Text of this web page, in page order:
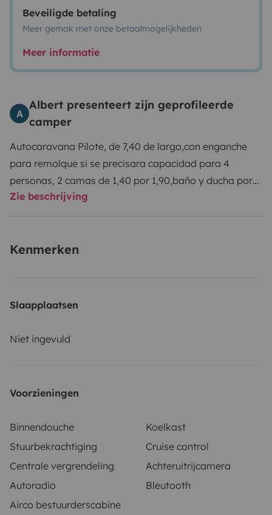
Beveiligde betaling
Meer gemak met onze betaalmogelijkheden
Meer informatie
A
Albert presenteert zijn geprofileerde
camper
Autocaravana Pilote, de 7,40 de largo,con enganche
para remolque si se precisara capacidad para 4
personas, 2 camas de 1,40 por 1,90,baño y ducha por
separado,cocina y nevera grande con congelador
Zie beschrijving
Kenmerken
Slaapplaatsen
Niet ingevuld
Voorzieningen
Binnendouche
Koelkast
Stuurbekrachtiging
Cruise control
Centrale vergrendeling
Achteruitrijcamera
Autoradio
Bleutooth
Airco bestuurderscabine